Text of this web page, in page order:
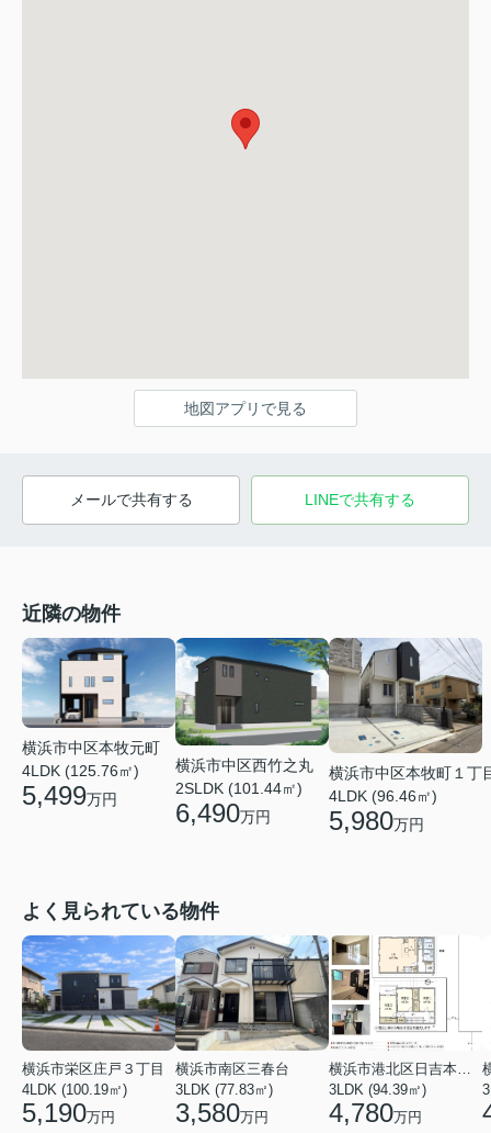
地図アプリで見る
メールで共有する LINEで共有する
近隣の物件
横浜市中区本牧元町
4LDK (125.76㎡)
5,499万円
横浜市中区西竹之丸
2SLDK (101.44㎡)
6,490万円
横浜市中区本牧町１丁
4LDK (96.46㎡)
5,980万円
よく見られている物件
横浜市栄区庄戸３丁目
4LDK (100.19㎡)
5,190万円
横浜市南区三春台
3LDK (77.83㎡)
3,580万円
3LDK (94.39㎡)
4,780万円